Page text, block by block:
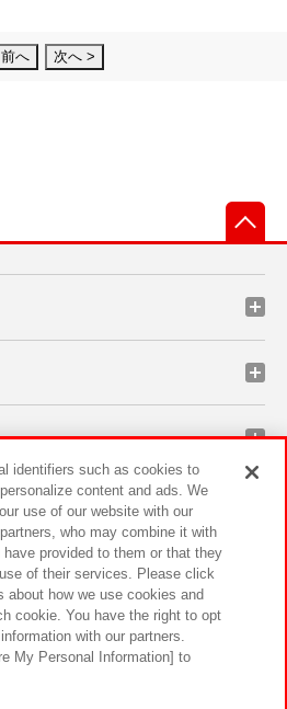
へ 次へ >
ナビリティ サイトポリシー
ウェブアクセシビリティ方針と検証結果
に
identifiers such as cookies to
content and ads. We
use of our website with our
who may combine it with
provided to them or that they
of their services. Please click
about how we use cookies and
cookie. You have the right to opt
with our partners.
My Personal Information] to